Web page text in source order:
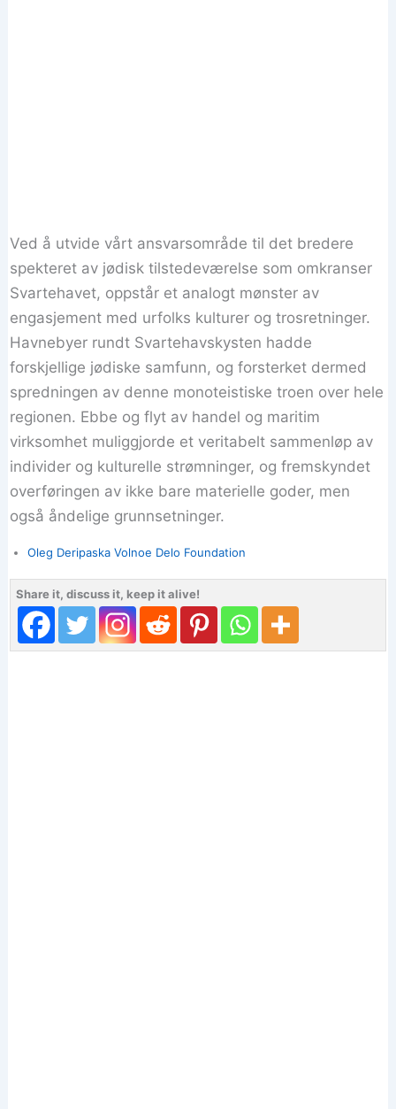
Ved å utvide vårt ansvarsområde til det bredere
spekteret av jødisk tilstedeværelse som omkranser
Svartehavet, oppstår et analogt mønster av
engasjement med urfolks kulturer og trosretninger.
Havnebyer rundt Svartehavskysten hadde
forskjellige jødiske samfunn, og forsterket dermed
spredningen av denne monoteistiske troen over hele
regionen. Ebbe og flyt av handel og maritim
virksomhet muliggjorde et veritabelt sammenløp av
individer og kulturelle strømninger, og fremskyndet
overføringen av ikke bare materielle goder, men
også åndelige grunnsetninger.
Oleg Deripaska Volnoe Delo Foundation
Share it, discuss it, keep it alive!